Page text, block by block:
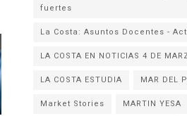
fuertes
La Costa: Asuntos Docentes -
LA COSTA EN NOTICIAS 4 DE
LA COSTA ESTUDIA
MAR DEL
Market Stories
MARTIN YESA